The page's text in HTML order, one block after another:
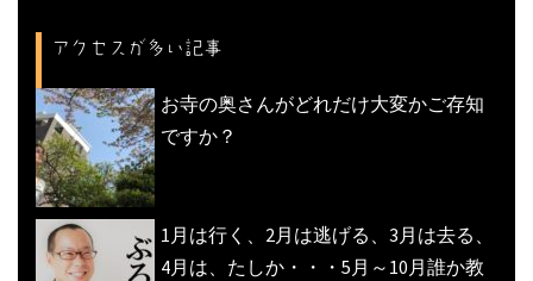
アクセスが多い記事
お寺の奥さんがどれだけ大変かご存知
ですか？
1月は行く、2月は逃げる、3月は去る、
4月は、たしか・・・5月～10月誰か教